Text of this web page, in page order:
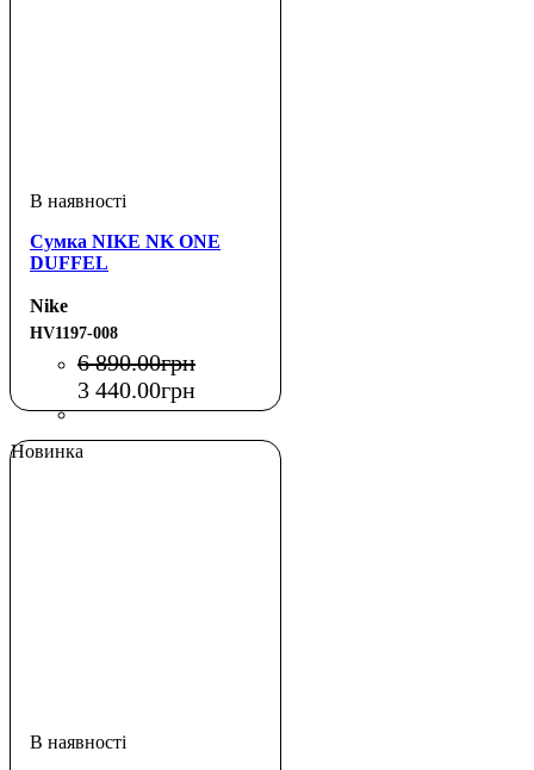
Сумка NIKE NK ONE
DUFFEL
Nike
HV1197-008
6 890.00грн
3 440.00грн
Новинка